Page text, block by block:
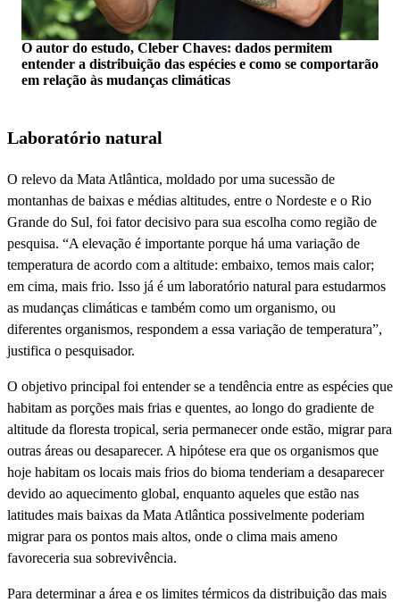
O autor do estudo, Cleber Chaves: dados permitem
entender a distribuição das espécies e como se comportarão
em relação às mudanças climáticas
Laboratório natural
O relevo da Mata Atlântica, moldado por uma sucessão de
montanhas de baixas e médias altitudes, entre o Nordeste e o Rio
Grande do Sul, foi fator decisivo para sua escolha como região de
pesquisa. “A elevação é importante porque há uma variação de
temperatura de acordo com a altitude: embaixo, temos mais calor;
em cima, mais frio. Isso já é um laboratório natural para estudarmos
as mudanças climáticas e também como um organismo, ou
diferentes organismos, respondem a essa variação de temperatura”,
justifica o pesquisador.
O objetivo principal foi entender se a tendência entre as espécies que
habitam as porções mais frias e quentes, ao longo do gradiente de
altitude da floresta tropical, seria permanecer onde estão, migrar para
outras áreas ou desaparecer. A hipótese era que os organismos que
hoje habitam os locais mais frios do bioma tenderiam a desaparecer
devido ao aquecimento global, enquanto aqueles que estão nas
latitudes mais baixas da Mata Atlântica possivelmente poderiam
migrar para os pontos mais altos, onde o clima mais ameno
favoreceria sua sobrevivência.
Para determinar a área e os limites térmicos da distribuição das mais